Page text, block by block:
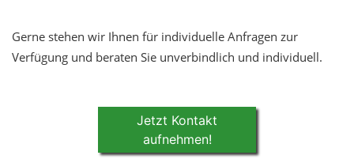
Gerne stehen wir Ihnen für individuelle Anfragen zur
Verfügung und beraten Sie unverbindlich und individuell.
Jetzt Kontakt
aufnehmen!